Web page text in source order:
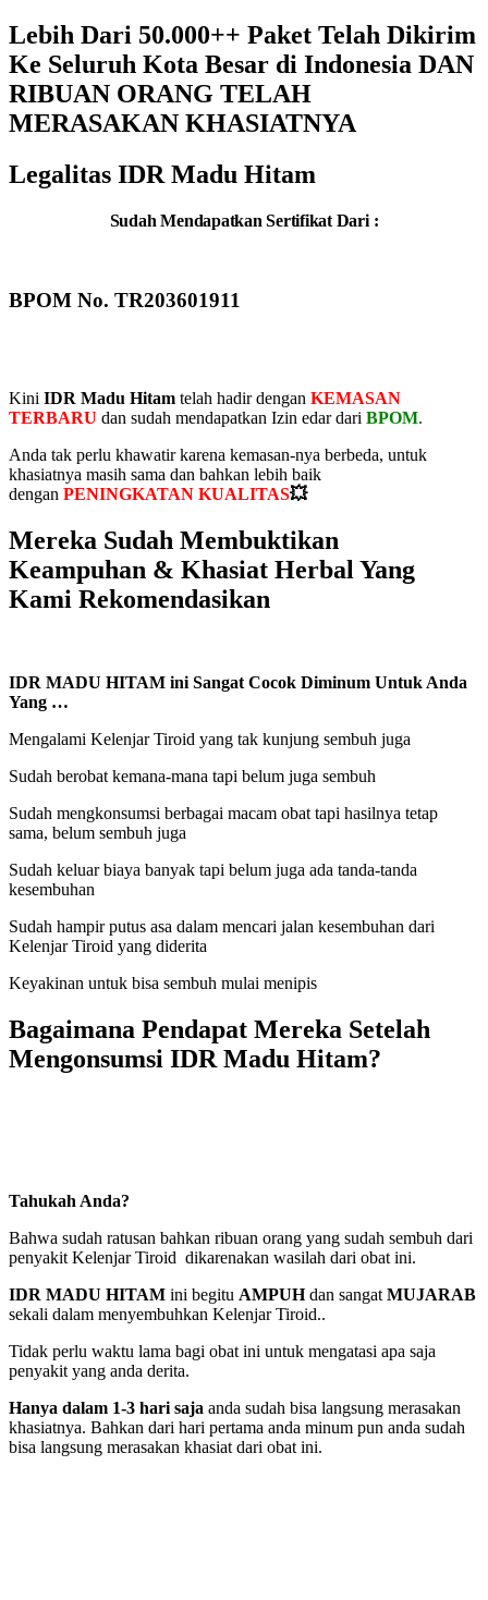
Lebih Dari 50.000++ Paket Telah Dikirim
Ke Seluruh Kota Besar di Indonesia DAN
RIBUAN ORANG TELAH
MERASAKAN KHASIATNYA
Legalitas IDR Madu Hitam
Sudah Mendapatkan Sertifikat Dari :
BPOM No. TR203601911
Kini IDR Madu Hitam telah hadir dengan KEMASAN
TERBARU dan sudah mendapatkan Izin edar dari BPOM.
Anda tak perlu khawatir karena kemasan-nya berbeda, untuk
khasiatnya masih sama dan bahkan lebih baik
dengan PENINGKATAN KUALITAS💥
Mereka Sudah Membuktikan
Keampuhan & Khasiat Herbal Yang
Kami Rekomendasikan
IDR MADU HITAM ini Sangat Cocok Diminum Untuk Anda
Yang …
Mengalami Kelenjar Tiroid yang tak kunjung sembuh juga
Sudah berobat kemana-mana tapi belum juga sembuh
Sudah mengkonsumsi berbagai macam obat tapi hasilnya tetap
sama, belum sembuh juga
Sudah keluar biaya banyak tapi belum juga ada tanda-tanda
kesembuhan
Sudah hampir putus asa dalam mencari jalan kesembuhan dari
Kelenjar Tiroid yang diderita
Keyakinan untuk bisa sembuh mulai menipis
Bagaimana Pendapat Mereka Setelah
Mengonsumsi IDR Madu Hitam?
Tahukah Anda?
Bahwa sudah ratusan bahkan ribuan orang yang sudah sembuh dari
penyakit Kelenjar Tiroid dikarenakan wasilah dari obat ini.
IDR MADU HITAM ini begitu AMPUHdan sangat MUJARAB
sekali dalam menyembuhkan Kelenjar Tiroid..
Tidak perlu waktu lama bagi obat ini untuk mengatasi apa saja
penyakit yang anda derita.
Hanya dalam 1-3 hari saja anda sudah bisa langsung merasakan
khasiatnya. Bahkan dari hari pertama anda minum pun anda sudah
bisa langsung merasakan khasiat dari obat ini.